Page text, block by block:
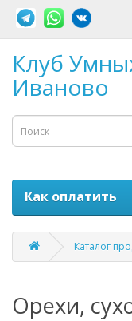
Клуб
Иваново
Как оплатить
Каталог
Орехи,